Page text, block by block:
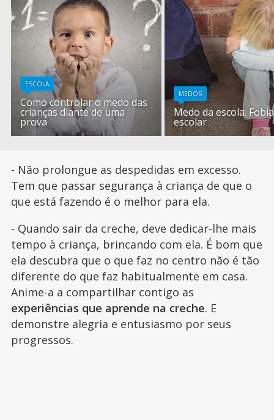
ESCOLA
Como controlar o medo das
crianças diante de uma
prova
MEDOS
Medo da escola. Fobia
escolar
- Não prolongue as despedidas em excesso.
Tem que passar segurança à criança de que o
que está fazendo é o melhor para ela.
- Quando sair da creche, deve dedicar-lhe mais
tempo à criança, brincando com ela. É bom que
ela descubra que o que faz no centro não é tão
diferente do que faz habitualmente em casa.
Anime-a a compartilhar contigo as
experiências que aprende na creche. E
demonstre alegria e entusiasmo por seus
progressos.